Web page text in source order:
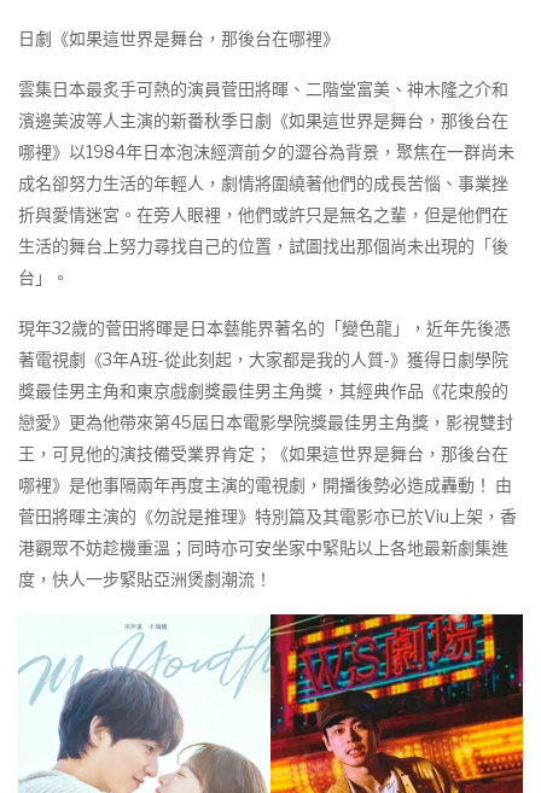
日劇《如果這世界是舞台，那後台在哪裡》
雲集日本最炙手可熱的演員菅田將暉、二階堂富美、神木隆之介和
濱邊美波等人主演的新番秋季日劇《如果這世界是舞台，那後台在
哪裡》以1984年日本泡沫經濟前夕的澀谷為背景，聚焦在一群尚未
成名卻努力生活的年輕人，劇情將圍繞著他們的成長苦惱、事業挫
折與愛情迷宮。在旁人眼裡，他們或許只是無名之輩，但是他們在
生活的舞台上努力尋找自己的位置，試圖找出那個尚未出現的「後
台」。
現年32歲的菅田將暉是日本藝能界著名的「變色龍」，近年先後憑
著電視劇《3年A班-從此刻起，大家都是我的人質-》獲得日劇學院
獎最佳男主角和東京戲劇獎最佳男主角獎，其經典作品《花束般的
戀愛》更為他帶來第45屆日本電影學院獎最佳男主角獎，影視雙封
王，可見他的演技備受業界肯定；《如果這世界是舞台，那後台在
哪裡》是他事隔兩年再度主演的電視劇，開播後勢必造成轟動！ 由
菅田將暉主演的《勿說是推理》特別篇及其電影亦已於Viu上架，香
港觀眾不妨趁機重溫；同時亦可安坐家中緊貼以上各地最新劇集進
度，快人一步緊貼亞洲煲劇潮流！